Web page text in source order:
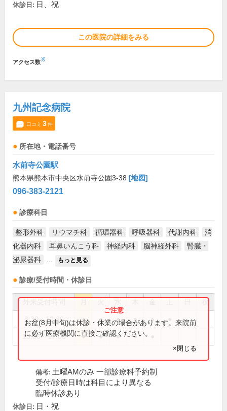
休診日: 日、祝
この医院の詳細をみる
アクセス数※
九州記念病院
口コミ 3件
所在地・電話番号
水前寺公園駅
熊本県熊本市中央区水前寺公園3-38 [地図]
096-383-2121
診療科目
整形外科 リウマチ科 循環器科 呼吸器科 代謝内科
消
化器内科
耳鼻いんこう科 神経内科 脳神経外科
腎臓・
泌尿器科
もっと見る
診療/受付時間・休診日
祝
8:30～12:30 ● ● ● ● ●
13:30～17:00 ● ● ● ●
お盆(8月中旬)は休診・休業の場合があります。来院前
に必ず医療機関に直接ご確認ください。
×閉じる
備考: 土曜AMのみ 一部診療科予約制
受付/診療日時は科目により異なる
臨時休診あり
休診日: 日・祝